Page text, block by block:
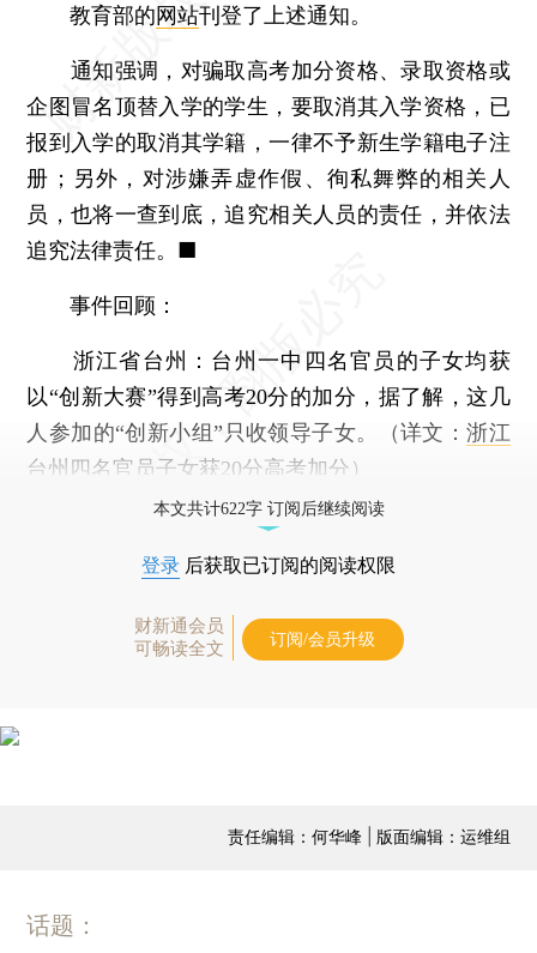
教育部的网站刊登了上述通知。
通知强调，对骗取高考加分资格、录取资格或
企图冒名顶替入学的学生，要取消其入学资格，已
报到入学的取消其学籍，一律不予新生学籍电子注
册；另外，对涉嫌弄虚作假、徇私舞弊的相关人
员，也将一查到底，追究相关人员的责任，并依法
追究法律责任。■
事件回顾：
浙江省台州：台州一中四名官员的子女均获
以“创新大赛”得到高考20分的加分，据了解，这几
人参加的“创新小组”只收领导子女。（详文：浙江
台州四名官员子女获20分高考加分 ）
本文共计622字 订阅后继续阅读
登录 后获取已订阅的阅读权限
财新通会员
可畅读全文
订阅/会员升级
责任编辑：何华峰 | 版面编辑：运维组
话题：